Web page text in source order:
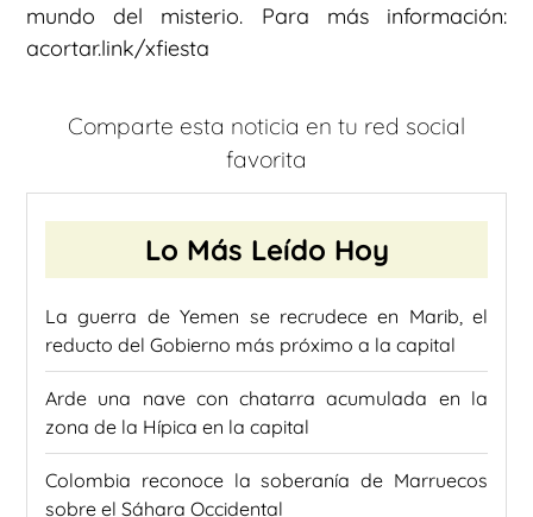
mundo del misterio. Para más información:
acortar.link/xfiesta
Comparte esta noticia en tu red social
favorita
Lo Más Leído Hoy
La guerra de Yemen se recrudece en Marib, el
reducto del Gobierno más próximo a la capital
Arde una nave con chatarra acumulada en la
zona de la Hípica en la capital
Colombia reconoce la soberanía de Marruecos
sobre el Sáhara Occidental